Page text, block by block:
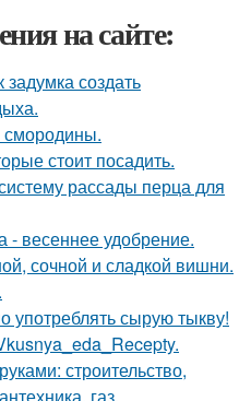
на сайте:
создать
смородины.
стоит посадить.
рассады перца для
- весеннее удобрение.
сочной и сладкой вишни.
употреблять сырую тыкву!
строительство,